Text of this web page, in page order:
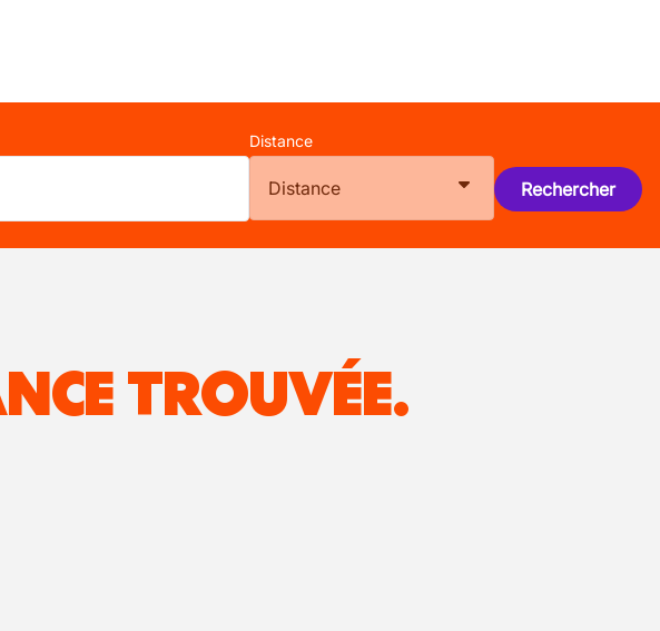
Distance
Distance Rechercher
TROUVÉE.